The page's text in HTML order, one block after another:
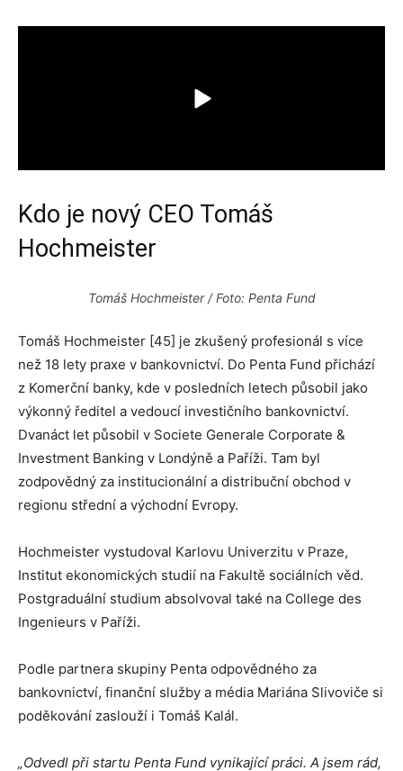
Kdo je nový CEO Tomáš
Hochmeister
Tomáš Hochmeister / Foto: Penta Fund
Tomáš Hochmeister [45] je zkušený profesionál s více
než 18 lety praxe v bankovnictví. Do Penta Fund přichází
z Komerční banky, kde v posledních letech působil jako
výkonný ředitel a vedoucí investičního bankovnictví.
Dvanáct let působil v Societe Generale Corporate &
Investment Banking v Londýně a Paříži. Tam byl
zodpovědný za institucionální a distribuční obchod v
regionu střední a východní Evropy.
Hochmeister vystudoval Karlovu Univerzitu v Praze,
Institut ekonomických studií na Fakultě sociálních věd.
Postgraduální studium absolvoval také na College des
Ingenieurs v Paříži.
Podle partnera skupiny Penta odpovědného za
bankovnictví, finanční služby a média Mariána Slivoviče si
poděkování zaslouží i Tomáš Kalál.
„Odvedl při startu Penta Fund vynikající práci. A jsem rád,